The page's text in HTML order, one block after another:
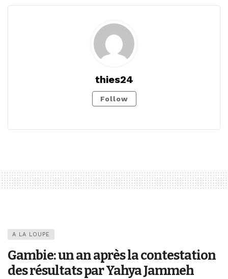
thies24
Follow
A LA LOUPE
Gambie: un an après la contestation
des résultats par Yahya Jammeh